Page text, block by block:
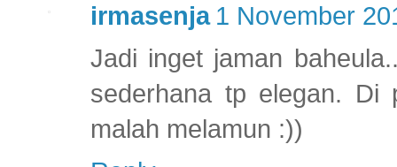
irmasenja 1 November
Jadi inget jaman
sederhana tp elegan. Di
malah melamun :))